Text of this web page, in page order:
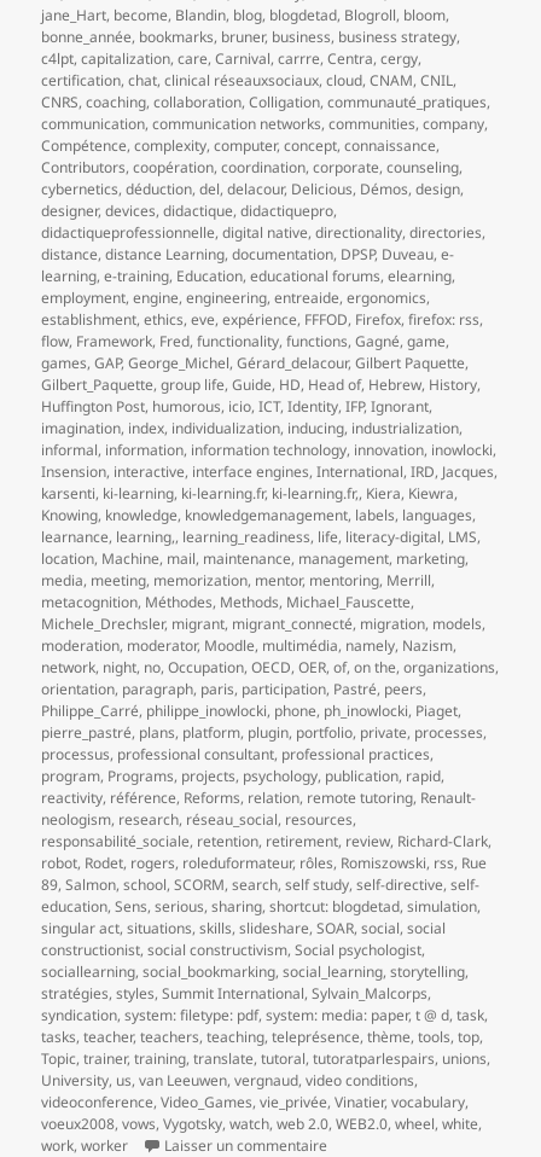
jane_Hart, become, Blandin, blog, blogdetad, Blogroll, bloom,
bonne_année, bookmarks, bruner, business, business strategy,
c4lpt,capitalization,care,Carnival,carrre,Centra,cergy,
certification,chat,clinical réseauxsociaux,cloud,CNAM,CNIL,
CNRS,coaching,collaboration,Colligation,communauté_pratiques,
communication,communication networks,communities,company,
Compétence,complexity,computer,concept,connaissance,
Contributors,coopération,coordination,corporate,counseling,
cybernetics,déduction,del,delacour, Delicious, Démos,design,
designer,devices,didactique,didactiquepro,
didactiqueprofessionnelle,digital native,directionality,directories,
distance,distance Learning,documentation, DPSP, Duveau,e-
learning,e-training, Education,educational forums,elearning,
employment,engine,engineering,entreaide,ergonomics,
establishment,ethics,eve,expérience, FFFOD, Firefox,firefox: rss,
flow, Framework, Fred,functionality,functions,Gagné,game,
games,GAP,George_Michel,Gérard_delacour,Gilbert Paquette,
Gilbert_Paquette,group life,Guide, HD, Head of, Hebrew, History,
Huffington Post, humorous, icio,ICT,Identity,IFP,Ignorant,
imagination, index, individualization, inducing, industrialization,
informal, information, information technology, innovation, inowlocki,
Insension, interactive, interface engines,International,IRD, Jacques,
karsenti, ki-learning, ki-learning.fr, ki-learning.fr,, Kiera, Kiewra,
Knowing, knowledge, knowledgemanagement, labels, languages,
learnance, learning,, learning_readiness, life, literacy-digital, LMS,
location, Machine, mail, maintenance, management, marketing,
media, meeting, memorization, mentor, mentoring, Merrill,
metacognition, Méthodes, Methods, Michael_Fauscette,
Michele_Drechsler, migrant, migrant_connecté, migration, models,
moderation, moderator, Moodle, multimédia, namely, Nazism,
network, night, no,Occupation,OECD,OER,of,on the,organizations,
orientation, paragraph, paris, participation, Pastré, peers,
Philippe_Carré, philippe_inowlocki, phone, ph_inowlocki, Piaget,
pierre_pastré, plans, platform, plugin, portfolio, private, processes,
processus, professional consultant, professional practices,
program, Programs, projects, psychology, publication, rapid,
reactivity, référence, Reforms, relation, remote tutoring, Renault-
neologism, research, réseau_social, resources,
responsabilité_sociale, retention, retirement, review, Richard-Clark,
robot, Rodet, rogers, roleduformateur, rôles, Romiszowski, rss, Rue
89,Salmon,school,SCORM,search,self study,self-directive,self-
education,Sens,serious,sharing,shortcut: blogdetad,simulation,
singular act,situations,skills,slideshare,SOAR,social,social
constructionist,social constructivism,Social psychologist,
sociallearning,social_bookmarking,social_learning,storytelling,
stratégies,styles,Summit International,Sylvain_Malcorps,
syndication,system: filetype: pdf,system: media: paper,t @ d,task,
tasks,teacher,teachers,teaching,teleprésence,thème,tools,top,
Topic,trainer,training,translate,tutoral,tutoratparlespairs, unions,
University, us,van Leeuwen,vergnaud,video conditions,
videoconference,Video_Games,vie_privée,Vinatier,vocabulary,
voeux2008,vows,Vygotsky,watch,web 2.0,WEB2.0,wheel,white,
work,worker Laisser un commentaire